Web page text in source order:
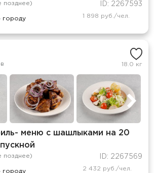
позднее) ID: 2267593
городу 1 898 руб./чел.
18.0 кг
меню с шашлыками на 20
позднее) ID: 2267569
городу 2 432 руб./чел.